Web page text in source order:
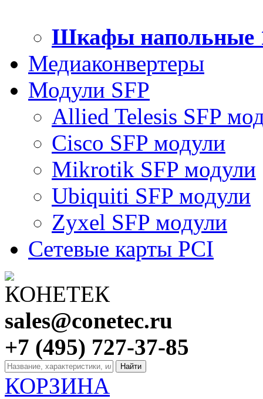
Шкафы напольные
Медиаконвертеры
Модули SFP
Allied Telesis SFP
Cisco SFP модули
Mikrotik SFP модули
Ubiquiti SFP модули
Zyxel SFP модули
Сетевые карты PCI
sales@conetec.ru
+7 (495) 727-37-85
КОРЗИНА